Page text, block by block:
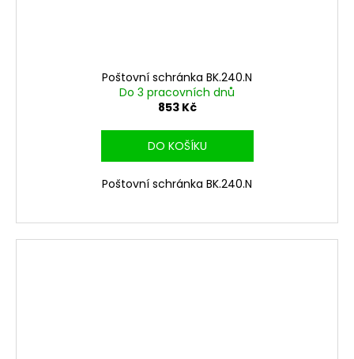
Poštovní schránka BK.240.N
Do 3 pracovních dnů
853 Kč
DO KOŠÍKU
Poštovní schránka BK.240.N